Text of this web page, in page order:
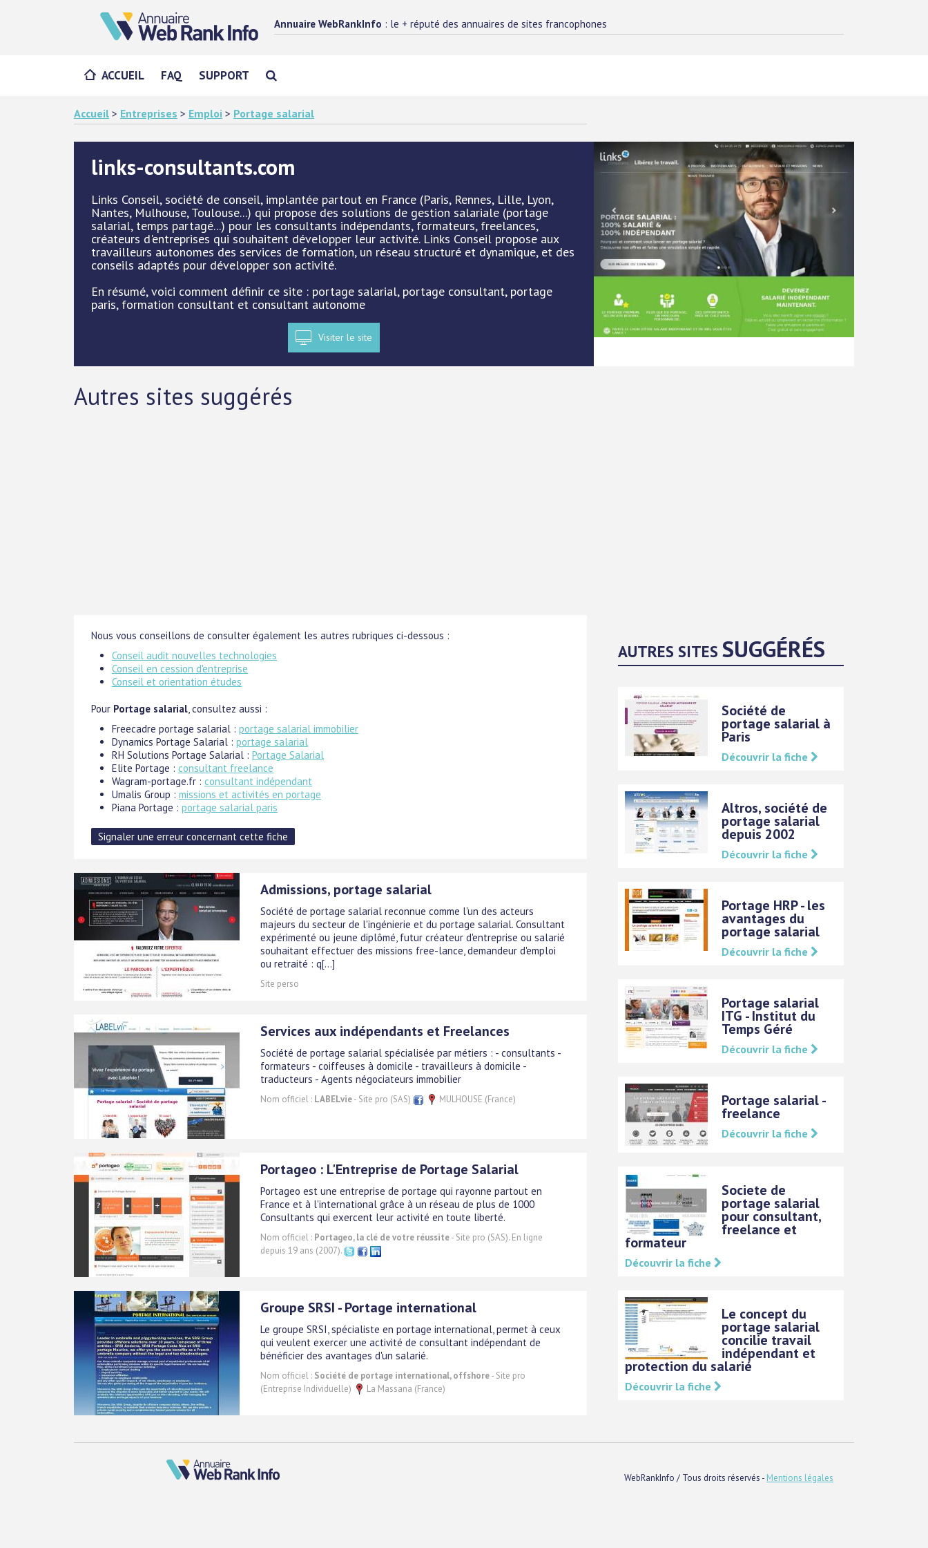
Annuaire WebRankInfo : le + réputé des annuaires de sites francophones
ACCUEIL FAQ SUPPORT
Accueil > Entreprises > Emploi > Portage salarial
links-consultants.com
Links Conseil, société de conseil, implantée partout en France (Paris, Rennes, Lille, Lyon,
Nantes, Mulhouse, Toulouse...) qui propose des solutions de gestion salariale (portage
salarial, temps partagé...) pour les consultants indépendants, formateurs, freelances,
créateurs d'entreprises qui souhaitent développer leur activité. Links Conseil propose aux
travailleurs autonomes des services de formation, un réseau structuré et dynamique, et des
conseils adaptés pour développer son activité.
En résumé, voici comment définir ce site : portage salarial, portage consultant, portage
paris, formation consultant et consultant autonome
Visiter le site
Autres sites suggérés
Nous vous conseillons de consulter également les autres rubriques ci-dessous :
Conseil audit nouvelles technologies
Conseil en cession d'entreprise
Conseil et orientation études
Pour Portage salarial , consultez aussi :
Freecadre portage salarial : portage salarial immobilier
Dynamics Portage Salarial : portage salarial
RH Solutions Portage Salarial : Portage Salarial
Elite Portage : consultant freelance
Wagram-portage.fr : consultant indépendant
Umalis Group : missions et activités en portage
Piana Portage : portage salarial paris
Admissions, portage salarial
Société de portage salarial reconnue comme l'un des acteurs
majeurs du secteur de l'ingénierie et du portage salarial. Consultant
expérimenté ou jeune diplômé, futur créateur d'entreprise ou salarié
souhaitant effectuer des missions free-lance, demandeur d'emploi
ou retraité : q[...]
Site perso
Services aux indépendants et Freelances
Société de portage salarial spécialisée par métiers : - consultants -
formateurs - coiffeuses à domicile - travailleurs à domicile -
traducteurs - Agents négociateurs immobilier
Nom officiel : LABELvie- Site pro (SAS) MULHOUSE (France)
Portageo : L'Entreprise de Portage Salarial
Portageo est une entreprise de portage qui rayonne partout en
France et à l'international grâce à un réseau de plus de 1000
Consultants qui exercent leur activité en toute liberté.
Nom officiel : Portageo, la clé de votre réussite- Site pro (SAS). En ligne
depuis 19 ans (2007).
Groupe SRSI - Portage international
Le groupe SRSI, spécialiste en portage international, permet à ceux
qui veulent exercer une activité de consultant indépendant de
bénéficier des avantages d'un salarié.
Nom officiel : Société de portage international, offshore- Site pro
(Entreprise Individuelle)
La Massana (France)
AUTRES SITESSUGGÉRÉS
Société de
portage salarial à
Paris
Découvrir la fiche
Altros, société de
portage salarial
depuis 2002
Découvrir la fiche
Portage HRP - les
avantages du
portage salarial
Découvrir la fiche
Portage salarial
ITG - Institut du
Temps Géré
Découvrir la fiche
Portage salarial -
freelance
Découvrir la fiche
Societe de
portage salarial
pour consultant,
freelance et
formateur
Découvrir la fiche
Le concept du
portage salarial
concilie travail
indépendant et
protection du salarié
Découvrir la fiche
WebRankInfo / Tous droits réservés - Mentions légales